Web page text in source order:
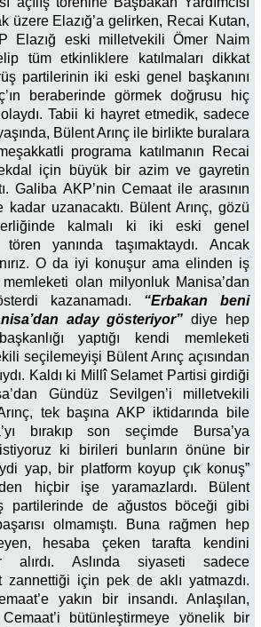
üzere Elazığ’a gelirken, Recai Kutan,
Elazığ eski milletvekili Ömer Naim
tüm etkinliklere katılmaları dikkat
partilerinin iki eski genel başkanını
beraberinde görmek doğrusu hiç
Tabii ki hayret etmedik, sadece
Bülent Arınç ile birlikte buralara
programa katılmanın Recai
için büyük bir azim ve gayretin
Galiba AKP’nin Cemaat ile arasının
kadar uzanacaktı. Bülent Arınç, gözü
kalmalı ki iki eski genel
tören yanında taşımaktaydı. Ancak
O da iyi konuşur ama elinden iş
memleketi olan milyonluk Manisa’dan
kazanamadı. “Erbakan beni
aday gösteriyor” diye hep
yaptığı kendi memleketi
seçilemeyişi Bülent Arınç açısından
Kaldı ki Millî Selamet Partisi girdiği
Gündüz Sevilgen’i milletvekili
tek başına AKP iktidarında bile
bırakıp son seçimde Bursa’ya
istiyoruz ki birileri bunların önüne bir
yap, bir platform koyup çık konuş”
hiçbir işe yaramazlardı. Bülent
partilerinde de ağustos böceği gibi
olmamıştı. Buna rağmen hep
hesaba çeken tarafta kendini
alırdı. Aslında siyaseti sadece
zannettiği için pek de aklı yatmazdı.
yakın bir insandı. Anlaşılan,
bütünleştirmeye yönelik bir